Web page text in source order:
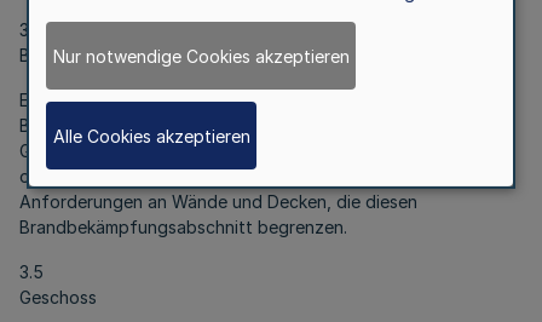
3.4
Brandbekämpfungsabschnitt
Ein Brandbekämpfungsabschnitt ist ein auf das kritische
Brandereignis normativ bemessener, gegenüber anderen
Gebäudebereichen brandschutztechnisch abgetrennter, ein-
oder mehrgeschossiger Gebäudebereich mit spezifischen
Anforderungen an Wände und Decken, die diesen
Brandbekämpfungsabschnitt begrenzen.
3.5
Geschoss
Nur notwendige Cookies akzeptieren
Alle Cookies akzeptieren